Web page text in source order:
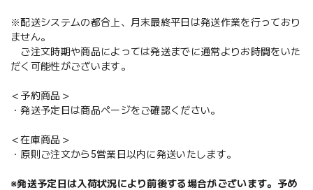
※配送システムの都合上、月末最終平日は発送作業を行っており
ません。
ご注文時期や商品によっては発送までに通常よりお時間をいた
だく可能性がございます。
＜予約商品＞
・発送予定日は商品ページをご確認ください。
＜在庫商品＞
・原則ご注文から5営業日以内に発送いたします。
※発送予定日は入荷状況により前後する場合がございます。予め